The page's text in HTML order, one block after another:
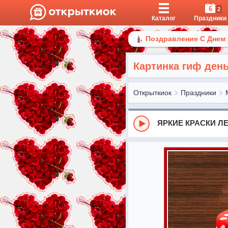
Каталог
6 2
Праздники
Поздравление С
Картинка гиф
Открыткиок Праздники
ЯРКИЕ КРАСКИ